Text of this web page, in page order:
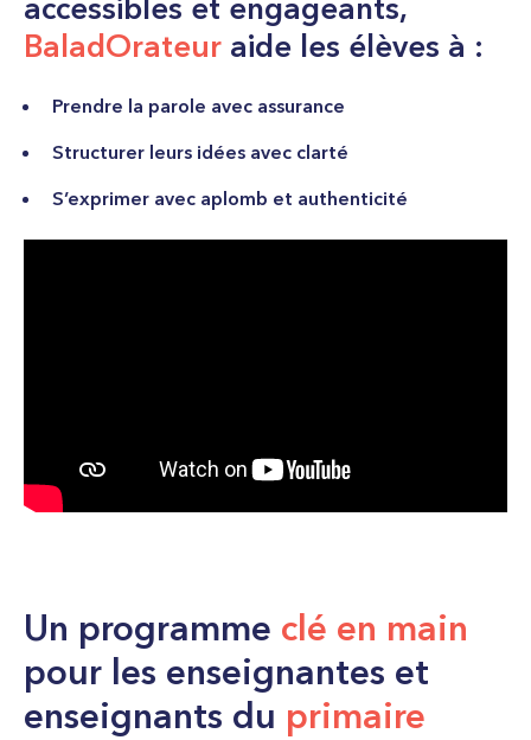
accessibles et engageants,
BaladOrateur aide les élèves à :
Prendre la parole avec assurance
Structurer leurs idées avec clarté
S’exprimer avec aplomb et authenticité
Un programme clé en main
pour les enseignantes et
enseignants du primaire